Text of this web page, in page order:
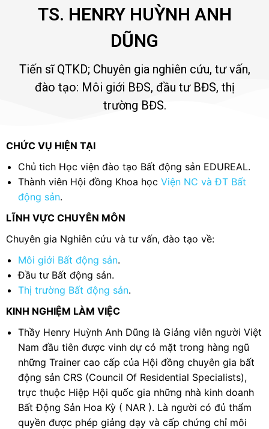
TS. HENRY HUỲNH ANH
DŨNG
Tiến sĩ QTKD; Chuyên gia nghiên cứu, tư vấn,
đào tạo: Môi giới BĐS, đầu tư BĐS, thị
trường BĐS.
CHỨC VỤ HIỆN TẠI
Chủ tich Học viện đào tạo Bất động sản EDUREAL.
Thành viên Hội đồng Khoa học Viện NC và ĐT Bất
động sản.
LĨNH VỰC CHUYÊN MÔN
Chuyên gia Nghiên cứu và tư vấn, đào tạo về:
Môi giới Bất động sản.
Đầu tư Bất động sản.
Thị trường Bất động sản.
KINH NGHIỆM LÀM VIỆC
Thầy Henry Huỳnh Anh Dũng là Giảng viên người Việt
Nam đầu tiên được vinh dự có mặt trong hàng ngũ
những Trainer cao cấp của Hội đồng chuyên gia bất
động sản CRS (Council Of Residential Specialists),
trực thuộc Hiệp Hội quốc gia những nhà kinh doanh
Bất Động Sản Hoa Kỳ ( NAR ). Là người có đủ thẩm
quyền được phép giảng dạy và cấp chứng chỉ môi